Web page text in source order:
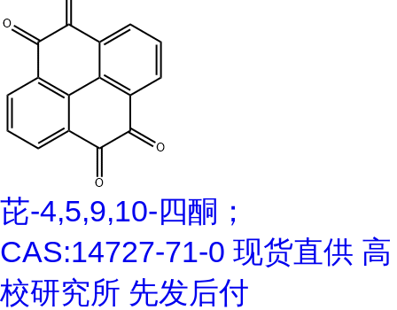
芘-4,5,9,10-四酮；
CAS:14727-71-0 现货直供 高
校研究所 先发后付